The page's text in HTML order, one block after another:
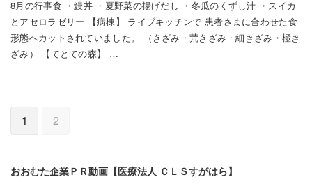
8月の行事食 ・鰻丼 ・夏野菜の揚げだし ・冬瓜のくずし汁 ・スイカ
とアセロラゼリー 【病棟】 ライブキッチンで 患者さまに合わせた食
形態へカットされていました。 （きざみ・荒きざみ・細きざみ・極き
ざみ） 【てとての森】 …
1 2
おおむた企業ＰＲ動画【医療法人 ＣＬＳすがはら】